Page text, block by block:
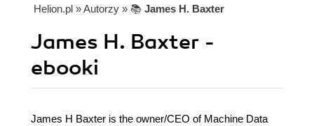
Helion.pl » Autorzy » 📚 James H. Baxter
James H. Baxter -
ebooki
James H Baxter is the owner/CEO of Machine Data